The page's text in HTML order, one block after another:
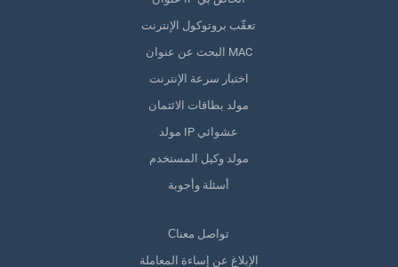
تعقّب بروتوكول الإنترنت
البحث عن عنوان MAC
اختبار سرعة الإنترنت
مولد بطاقات الائتمان
مولد IP عشوائي
مولد وكيل المستخدم
أسئلة وأجوبة
Сتواصل معنا
الإبلاغ عن إساءة المعاملة